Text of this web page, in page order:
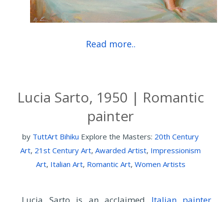
Read more..
Lucia Sarto, 1950 | Romantic
painter
by TuttArt Bihiku Explore the Masters: 20th Century
Art, 21st Century Art, Awarded Artist, Impressionism
Art, Italian Art, Romantic Art, Women Artists